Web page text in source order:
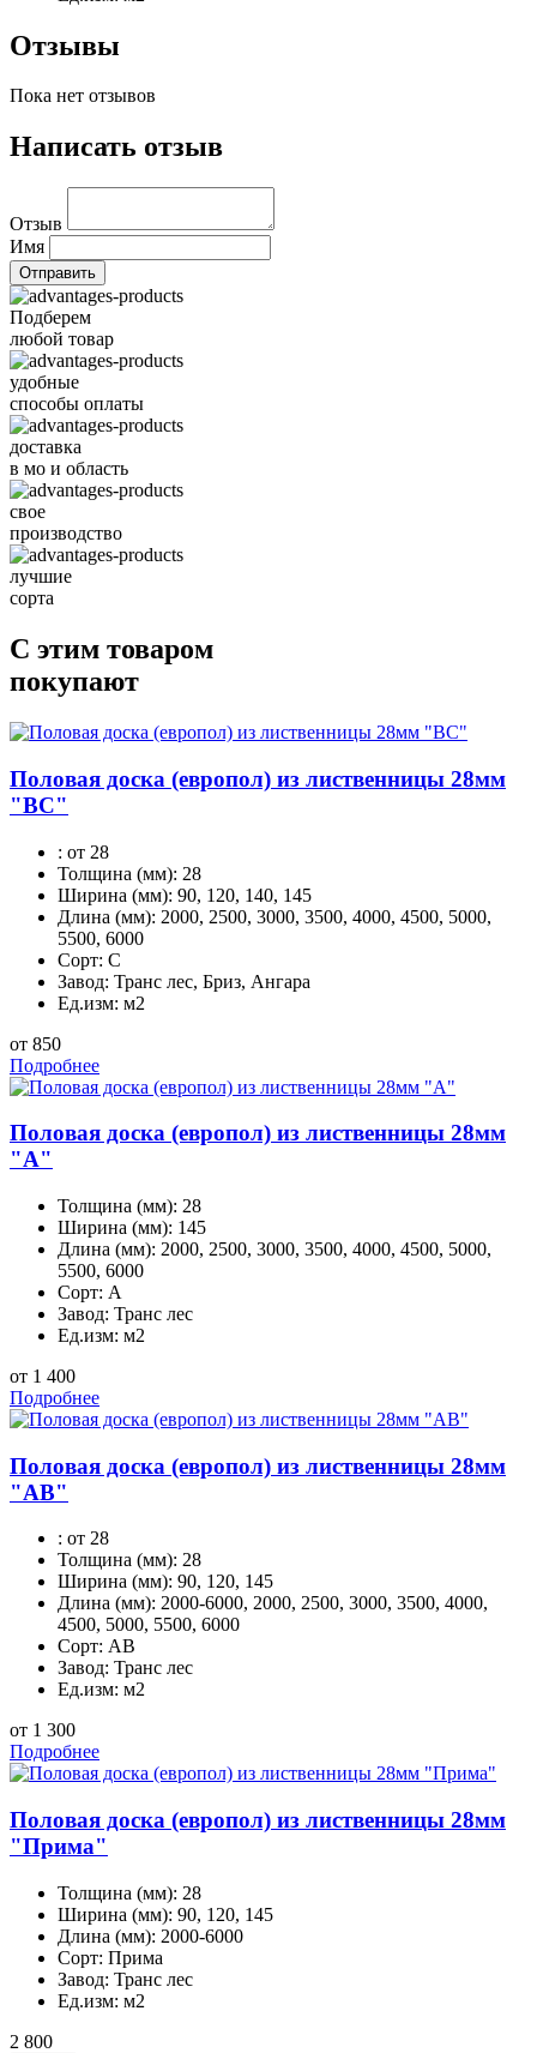
Отзывы
Пока нет отзывов
Написать отзыв
Отзыв
Имя
Подберем
любой товар
удобные
способы оплаты
доставка
в мо и область
свое
производство
лучшие
сорта
С этим товаром
покупают
Половая доска (европол) из лиственницы 28мм
"BС"
: от 28
Толщина (мм): 28
Ширина (мм): 90, 120, 140, 145
Длина (мм): 2000, 2500, 3000, 3500, 4000, 4500, 5000,
5500, 6000
Сорт: С
Завод: Транс лес, Бриз, Ангара
Ед.изм: м2
от 850
Подробнее
Половая доска (европол) из лиственницы 28мм
"А"
Толщина (мм): 28
Ширина (мм): 145
Длина (мм): 2000, 2500, 3000, 3500, 4000, 4500, 5000,
5500, 6000
Сорт: A
Завод: Транс лес
Ед.изм: м2
от 1 400
Подробнее
Половая доска (европол) из лиственницы 28мм
"АВ"
: от 28
Толщина (мм): 28
Ширина (мм): 90, 120, 145
Длина (мм): 2000-6000, 2000, 2500, 3000, 3500, 4000,
4500, 5000, 5500, 6000
Сорт: АВ
Завод: Транс лес
Ед.изм: м2
от 1 300
Подробнее
Половая доска (европол) из лиственницы 28мм
"Прима"
Толщина (мм): 28
Ширина (мм): 90, 120, 145
Длина (мм): 2000-6000
Сорт: Прима
Завод: Транс лес
Ед.изм: м2
2 800